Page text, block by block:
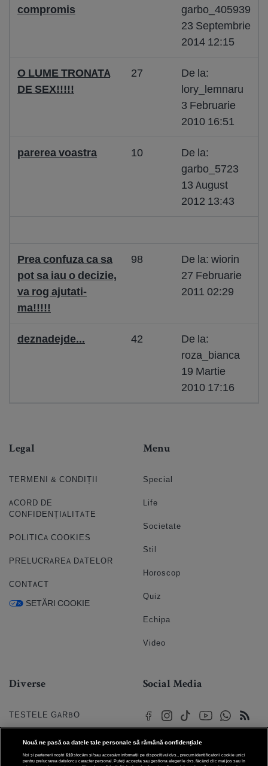
compromis
garbo_405939
23 Septembrie
2014 12:15
O LUME TRONATA
DE SEX!!!!!
27
De la:
lory_lemnaru
3 Februarie
2010 16:51
parerea voastra 10
De la:
garbo_5723
13 August
2012 13:43
Prea confuza ca sa
pot sa iau o decizie,
va rog ajutati-
ma!!!!!
98
De la: wiorin
27 Februarie
2011 02:29
deznadejde... 42
De la:
roza_bianca
19 Martie
2010 17:16
Legal
TERMENI & CONDIȚII
ACORD DE
CONFIDENȚIALITATE
POLITICA COOKIES
PRELUCRAREA DATELOR
CONTACT
SETĂRI COOKIE
Menu
Special
Life
Societate
Stil
Horoscop
Quiz
Echipa
Video
Diverse
TESTELE GARBO
HOROSCOP
HOROSCOPUL IUBIRII
Social Media
Nouă ne pasă ca datele tale personale să rămână confidențiale
Noi și partenerii noștri 610stocăm și/sau accesăm informații pe dispozitivul dvs., precum identificatorii cookie unici
pentru prelucrarea datelor cu caracter personal. Puteți accepta sau gestiona alegerile dvs. făcând clic mai jos sau în